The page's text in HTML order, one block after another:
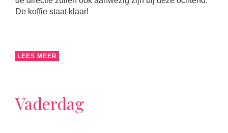
De koffie staat klaar!
LEES MEER
Vaderdag